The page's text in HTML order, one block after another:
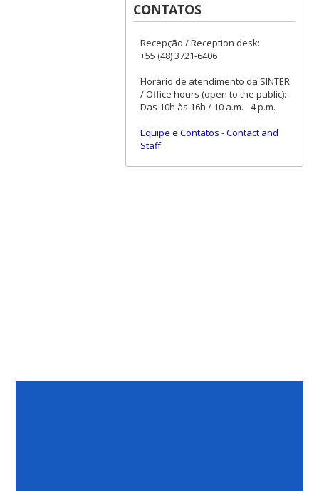
CONTATOS
Recepção / Reception desk:
+55 (48) 3721-6406
Horário de atendimento da SINTER
/ Office hours (open to the public):
Das 10h às 16h / 10 a.m. - 4 p.m.
Equipe e Contatos -Contact and
Staff